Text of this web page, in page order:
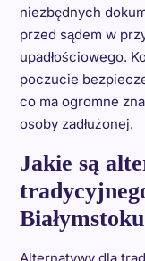
niezbędnych
przed sądem w
upadłościowego.
poczucie
co ma ogromne
osoby zadłużonej.
Jakie są
Białymstoku